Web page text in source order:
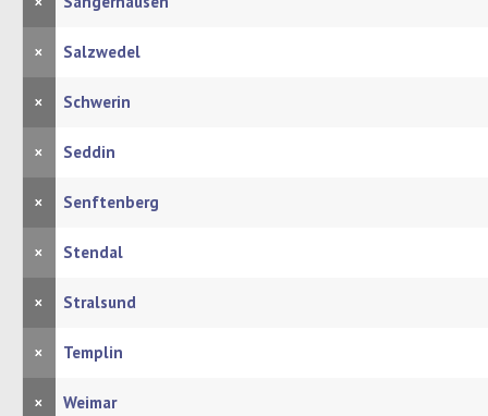
× Salzwedel
× Schwerin
× Seddin
× Senftenberg
× Stendal
× Stralsund
× Templin
× Weimar